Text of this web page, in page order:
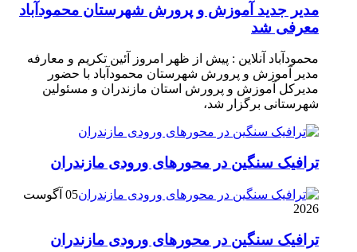
مدیر جدید آموزش و پرورش شهرستان محمودآباد
معرفی شد
محمودآباد آنلاین : پیش از ظهر امروز آئین تکریم و معارفه
مدیر آموزش و پرورش شهرستان محمودآباد با حضور
مدیرکل آموزش و پرورش استان مازندران و مسئولین
شهرستانی برگزار شد،
ترافیک سنگین در محور‌های ورودی مازندران
05 آگوست
2026
ترافیک سنگین در محور‌های ورودی مازندران